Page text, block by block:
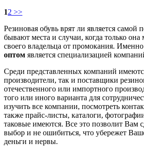
12 >>
Резиновая обувь врят ли является самой
бывают места и случаи, когда только она
своего владельца от промокания. Именно
оптом является специализацией
Среди представленных компаний
производители, так и поставщики
отечественного или импортного
того или иного варианта для
изучить все компании, посмотреть
также прайс-листы, каталоги,
таковые имеются. Все это позволит Вам
выбор и не ошибиться, что убережет
деньги и нервы.